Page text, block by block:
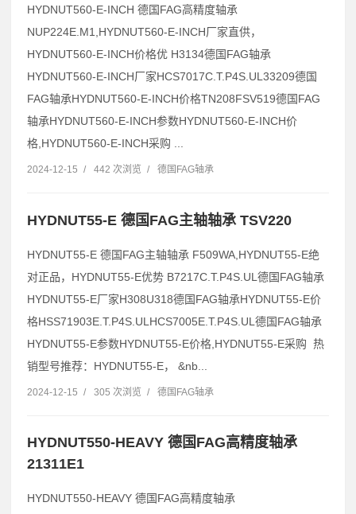
HYDNUT560-E-INCH 德国FAG高精度轴承
NUP224E.M1,HYDNUT560-E-INCH厂家直供，
HYDNUT560-E-INCH价格优 H3134德国FAG轴承
HYDNUT560-E-INCH厂家HCS7017C.T.P4S.UL33209德国
FAG轴承HYDNUT560-E-INCH价格TN208FSV519德国FAG
轴承HYDNUT560-E-INCH参数HYDNUT560-E-INCH价
格,HYDNUT560-E-INCH采购 ...
2024-12-15 / 442 次浏览 / 德国FAG轴承
HYDNUT55-E 德国FAG主轴轴承 TSV220
HYDNUT55-E 德国FAG主轴轴承 F509WA,HYDNUT55-E绝
对正品，HYDNUT55-E优势 B7217C.T.P4S.UL德国FAG轴承
HYDNUT55-E厂家H308U318德国FAG轴承HYDNUT55-E价
格HSS71903E.T.P4S.ULHCS7005E.T.P4S.UL德国FAG轴承
HYDNUT55-E参数HYDNUT55-E价格,HYDNUT55-E采购 热
销型号推荐：HYDNUT55-E， &nb...
2024-12-15 / 305 次浏览 / 德国FAG轴承
HYDNUT550-HEAVY 德国FAG高精度轴承
21311E1
HYDNUT550-HEAVY 德国FAG高精度轴承